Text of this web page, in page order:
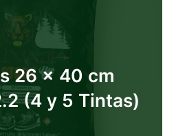
26 x 40 cm
(4 y 5 Tintas)